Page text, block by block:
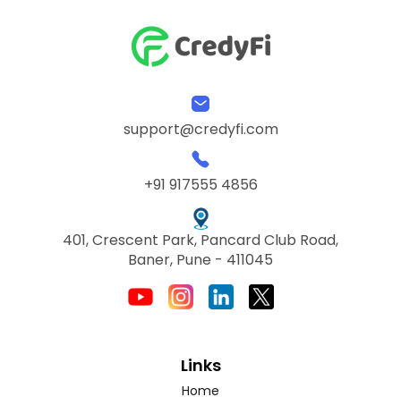
support@credyfi.com
+91 917555 4856
401, Crescent Park, Pancard Club Road,
Baner, Pune - 411045
Links
Home